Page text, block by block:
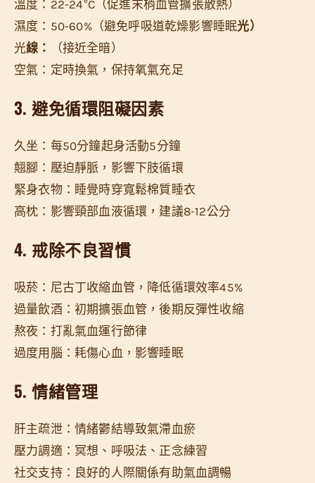
溫度：22-24°C（促進末梢血管擴張散熱）
濕度：50-60%（避免呼吸道乾燥影響睡眠光）
光線：
（接近全暗）
空氣：定時換氣，保持氧氣充足
3. 避免循環阻礙因素
久坐：每50分鐘起身活動5分鐘
翹腳：壓迫靜脈，影響下肢循環
緊身衣物：睡覺時穿寬鬆棉質睡衣
高枕：影響頸部血液循環，建議8-12公分
4. 戒除不良習慣
吸菸：尼古丁收縮血管，降低循環效率45%
過量飲酒：初期擴張血管，後期反彈性收縮
熬夜：打亂氣血運行節律
過度用腦：耗傷心血，影響睡眠
5. 情緒管理
肝主疏泄：情緒鬱結導致氣滯血瘀
壓力調適：冥想、呼吸法、正念練習
社交支持：良好的人際關係有助氣血調暢